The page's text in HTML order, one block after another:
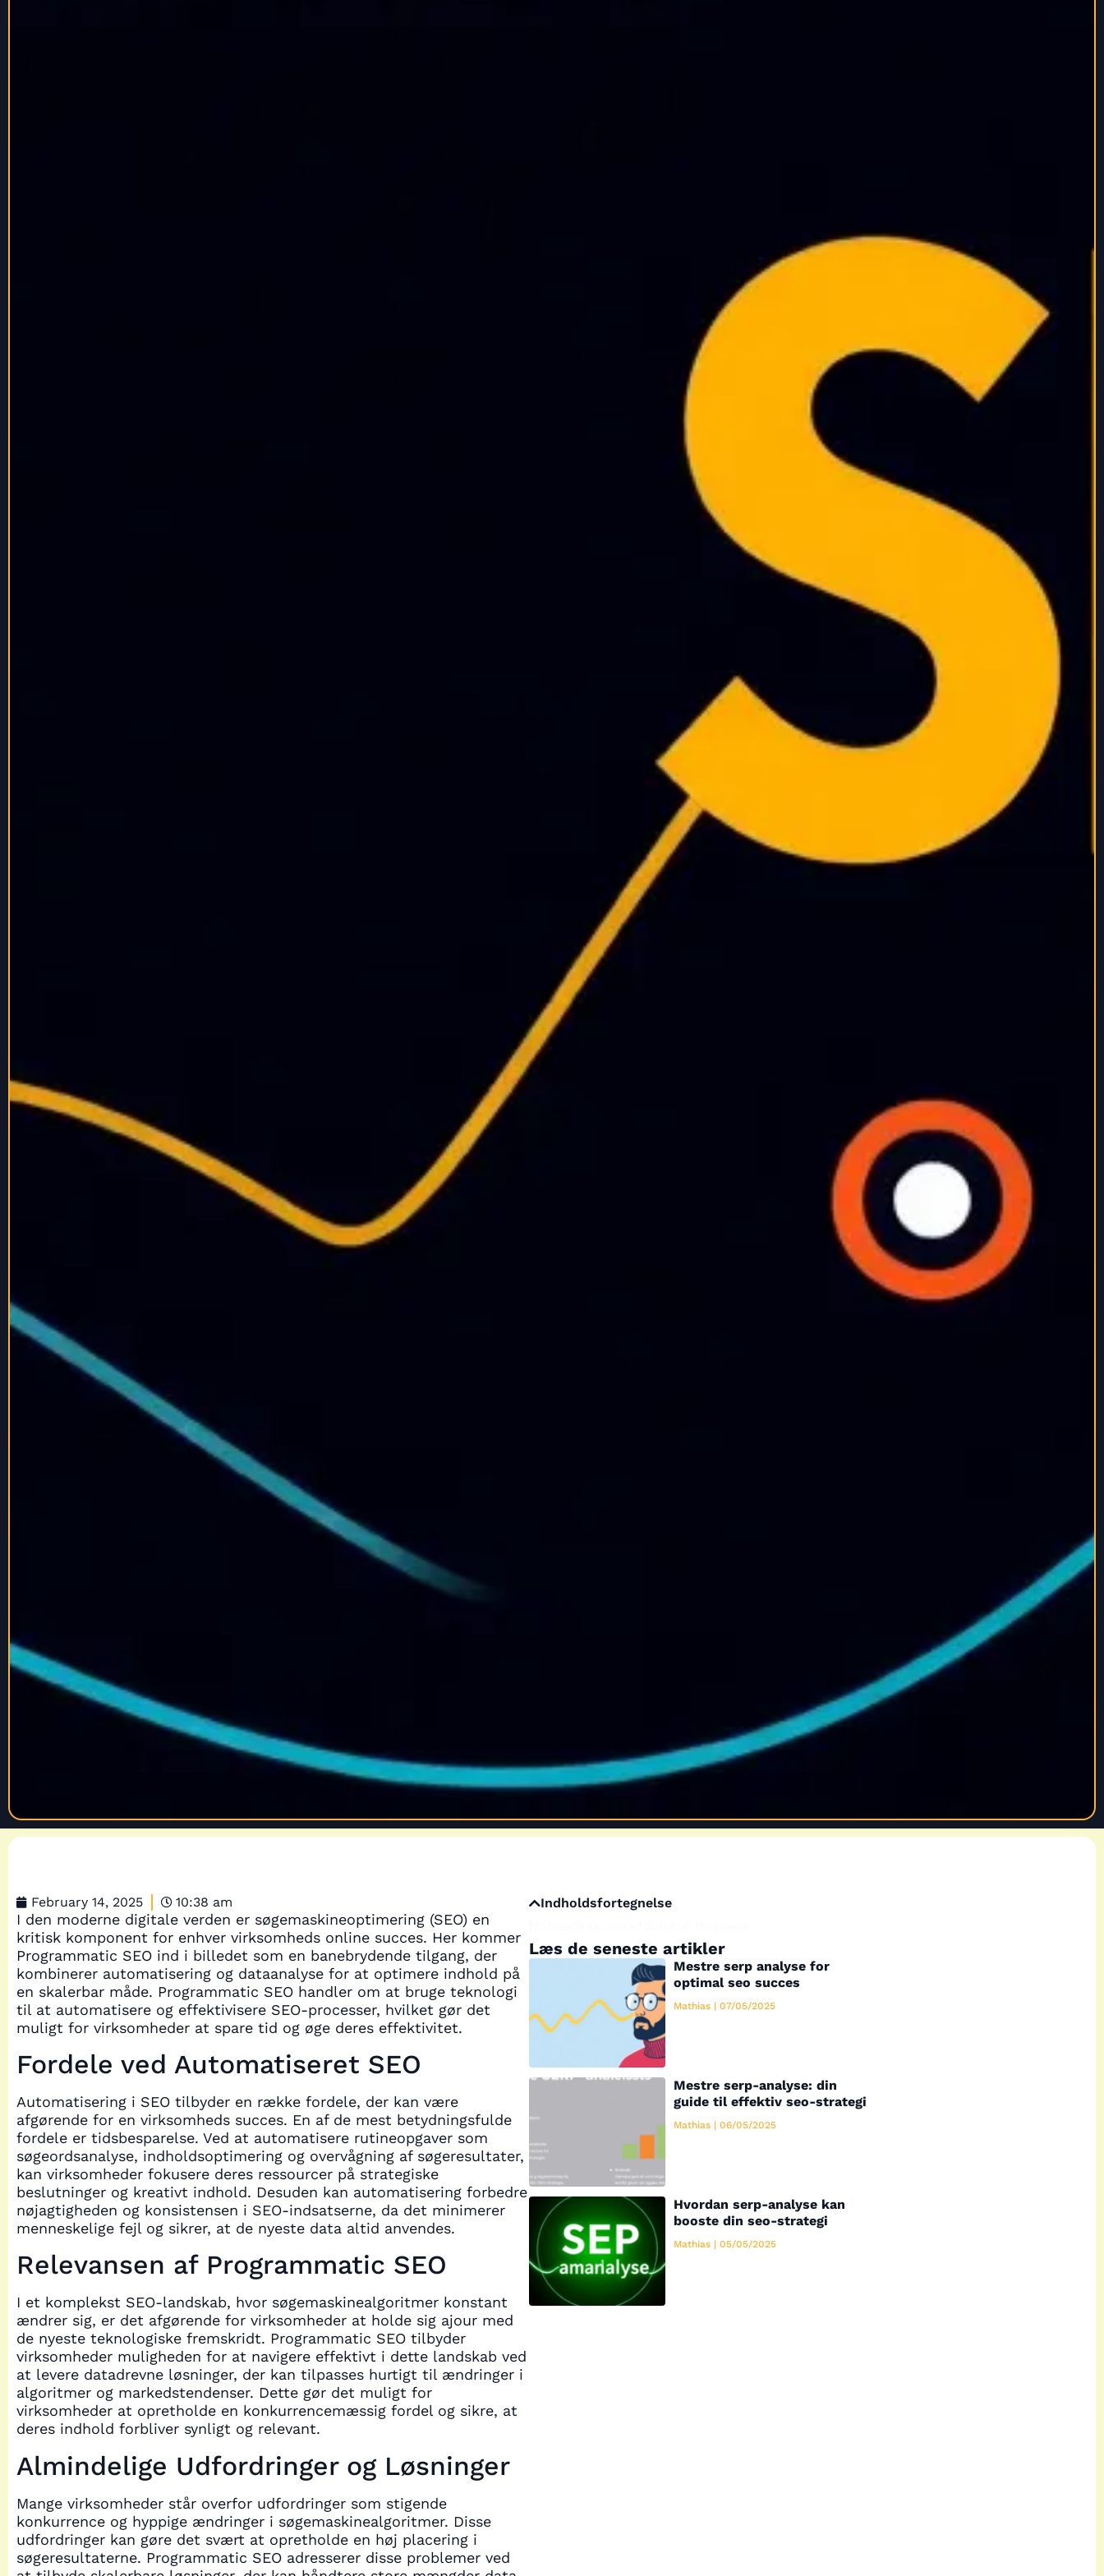
Indholdsfortegnelse
Læs de seneste artikler
Mestre serp analyse for
optimal seo succes
Mathias 07/05/2025
Mestre serp-analyse: din
guide til effektiv seo-strategi
Mathias 06/05/2025
Hvordan serp-analyse kan
booste din seo-strategi
Mathias 05/05/2025
February 14, 2025 10:38 am
I den moderne digitale verden er søgemaskineoptimering (SEO) en
kritisk komponent for enhver virksomheds online succes. Her kommer
Programmatic SEO ind i billedet som en banebrydende tilgang, der
kombinerer automatisering og dataanalyse for at optimere indhold på
en skalerbar måde. Programmatic SEO handler om at bruge teknologi
til at automatisere og effektivisere SEO-processer, hvilket gør det
muligt for virksomheder at spare tid og øge deres effektivitet.
Fordele ved Automatiseret SEO
Automatisering i SEO tilbyder en række fordele, der kan være
afgørende for en virksomheds succes. En af de mest betydningsfulde
fordele er tidsbesparelse. Ved at automatisere rutineopgaver som
søgeordsanalyse, indholdsoptimering og overvågning af søgeresultater,
kan virksomheder fokusere deres ressourcer på strategiske
beslutninger og kreativt indhold. Desuden kan automatisering forbedre
nøjagtigheden og konsistensen i SEO-indsatserne, da det minimerer
menneskelige fejl og sikrer, at de nyeste data altid anvendes.
Relevansen af Programmatic SEO
I et komplekst SEO-landskab, hvor søgemaskinealgoritmer konstant
ændrer sig, er det afgørende for virksomheder at holde sig ajour med
de nyeste teknologiske fremskridt. Programmatic SEO tilbyder
virksomheder muligheden for at navigere effektivt i dette landskab ved
at levere datadrevne løsninger, der kan tilpasses hurtigt til ændringer i
algoritmer og markedstendenser. Dette gør det muligt for
virksomheder at opretholde en konkurrencemæssig fordel og sikre, at
deres indhold forbliver synligt og relevant.
Almindelige Udfordringer og Løsninger
Mange virksomheder står overfor udfordringer som stigende
konkurrence og hyppige ændringer i søgemaskinealgoritmer. Disse
udfordringer kan gøre det svært at opretholde en høj placering i
søgeresultaterne. Programmatic SEO adresserer disse problemer ved